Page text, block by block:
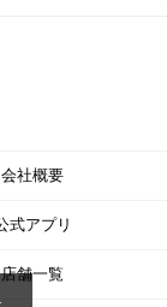
会社概要
式アプリ
店舗一覧